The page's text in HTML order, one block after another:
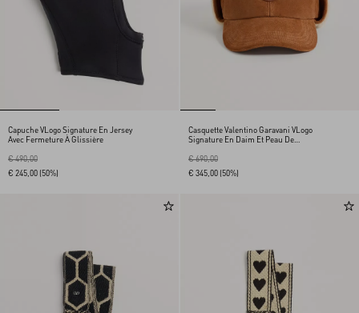
Capuche VLogo Signature En Jersey
Avec Fermeture À Glissière
€ 490,00
€ 245,00 (50%)
Casquette Valentino Garavani VLogo
Signature En Daim Et Peau De
€ 690,00
€ 345,00 (50%)